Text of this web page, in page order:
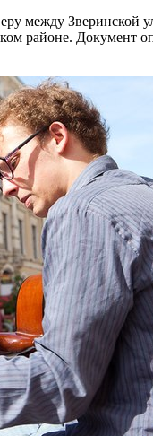
между Зверинской
районе. Документ